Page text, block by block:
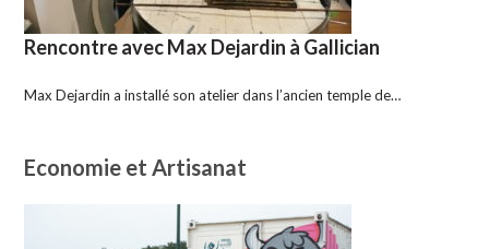
Rencontre avec Max Dejardin à Gallician
Max Dejardin a installé son atelier dans l’ancien temple de…
Economie et Artisanat